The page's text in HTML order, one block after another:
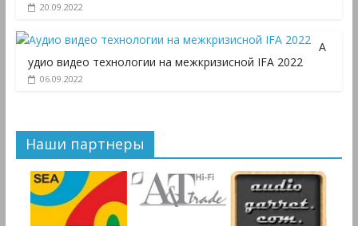
20.09.2022
А
удио видео технологии на межкризисной IFA 2022
06.09.2022
Наши партнеры